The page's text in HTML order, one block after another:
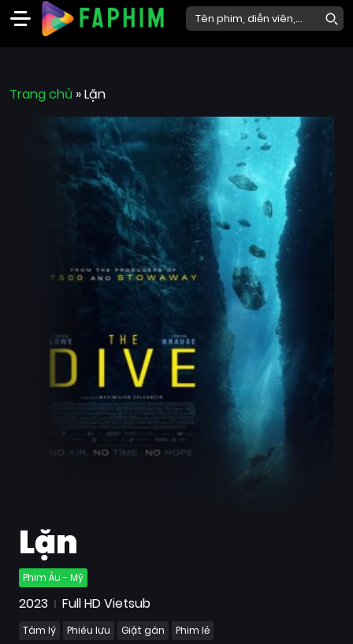
Phim
Trang chủ »Lặn
Lặn
Phim Âu - Mỹ
2023 Full HD Vietsub
Tâm lý Phiêu lưu Giật gân Phim lẻ